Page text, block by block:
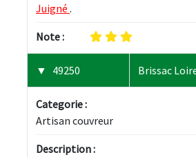
Juigné .
Note :
49250 Brissac
Categorie :
Artisan couvreur
Description :